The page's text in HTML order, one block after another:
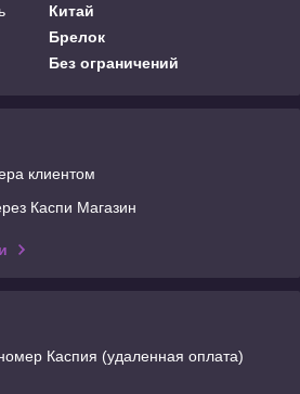
Китай
Брелок
Без ограничений
клиентом
Каспи Магазин
Каспия (удаленная оплата)